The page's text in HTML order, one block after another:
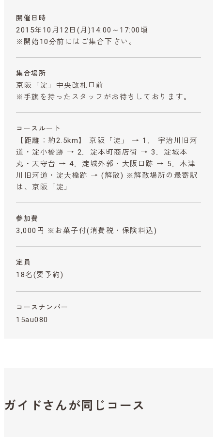
開催日時
2015年10月12日(月)14:00～17:00頃
※開始10分前にはご集合下さい。
集合場所
京阪「淀」中央改札口前
※手旗を持ったスタッフがお待ちしております。
コースルート
【距離：約2.5km】 京阪「淀」 → 1． 宇治川旧河
道・淀小橋跡 → 2．淀本町商店街 → 3．淀城本
丸・天守台 → 4．淀城外郭・大阪口跡 → 5．木津
川旧河道・淀大橋跡 → (解散) ※解散場所の最寄駅
は、京阪「淀」
参加費
3,000円 ※お菓子付(消費税・保険料込)
定員
18名(要予約)
コースナンバー
15au080
ガイドさんが同じコース